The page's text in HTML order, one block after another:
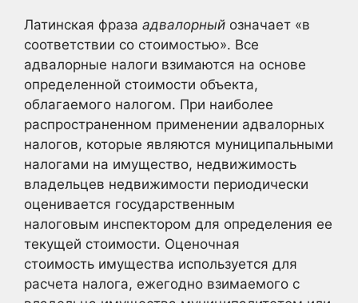
Латинская фраза адвалорный означает «в
соответствии со стоимостью». Все
адвалорные налоги взимаются на основе
определенной стоимости объекта,
облагаемого налогом. При наиболее
распространенном применении адвалорных
налогов, которые являются муниципальными
налогами на имущество, недвижимость
владельцев недвижимости периодически
оценивается государственным
налоговым инспектором для определения ее
текущей стоимости. Оценочная
стоимость имущества используется для
расчета налога, ежегодно взимаемого с